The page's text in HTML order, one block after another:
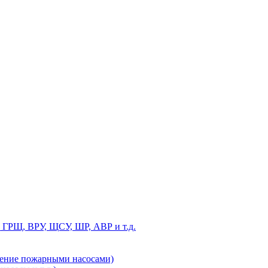
ГРЩ, ВРУ, ЩСУ, ШР, АВР и т.д.
пожарными насосами)